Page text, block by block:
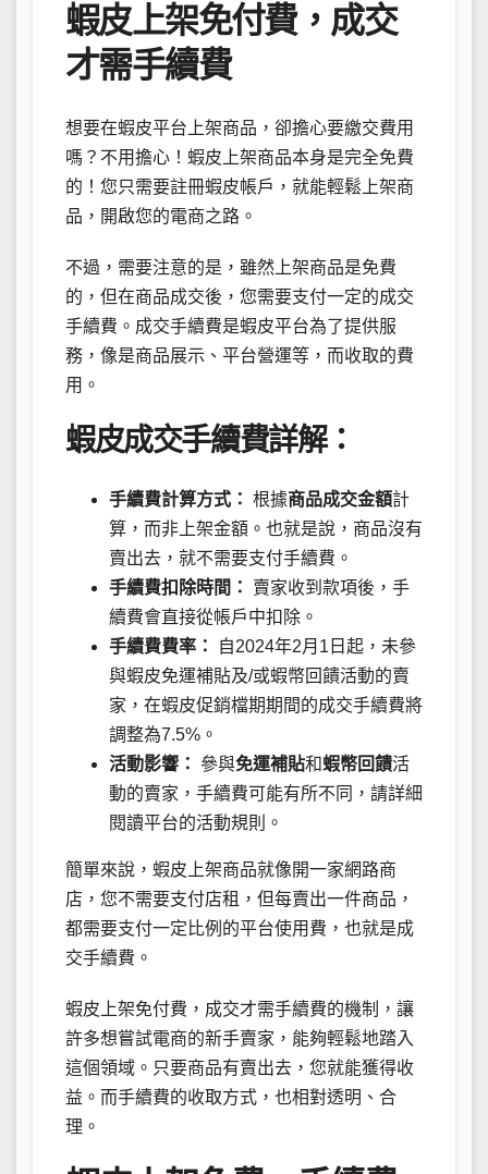
蝦皮上架免付費，成交
才需手續費
想要在蝦皮平台上架商品，卻擔心要繳交費用
嗎？不用擔心！蝦皮上架商品本身是完全免費
的！您只需要註冊蝦皮帳戶，就能輕鬆上架商
品，開啟您的電商之路。
不過，需要注意的是，雖然上架商品是免費
的，但在商品成交後，您需要支付一定的成交
手續費。成交手續費是蝦皮平台為了提供服
務，像是商品展示、平台營運等，而收取的費
用。
蝦皮成交手續費詳解：
手續費計算方式： 根據商品成交金額計
算，而非上架金額。也就是說，商品沒有
賣出去，就不需要支付手續費。
手續費扣除時間：
賣家收到款項後，手
續費會直接從帳戶中扣除。
手續費費率：
自2024年2月1日起，未參
與蝦皮免運補貼及/或蝦幣回饋活動的賣
家，在蝦皮促銷檔期期間的成交手續費將
調整為7.5%。
活動影響： 參與免運補貼和蝦幣回饋活
動的賣家，手續費可能有所不同，請詳細
閱讀平台的活動規則。
簡單來說，蝦皮上架商品就像開一家網路商
店，您不需要支付店租，但每賣出一件商品，
都需要支付一定比例的平台使用費，也就是成
交手續費。
蝦皮上架免付費，成交才需手續費的機制，讓
許多想嘗試電商的新手賣家，能夠輕鬆地踏入
這個領域。只要商品有賣出去，您就能獲得收
益。而手續費的收取方式，也相對透明、合
理。